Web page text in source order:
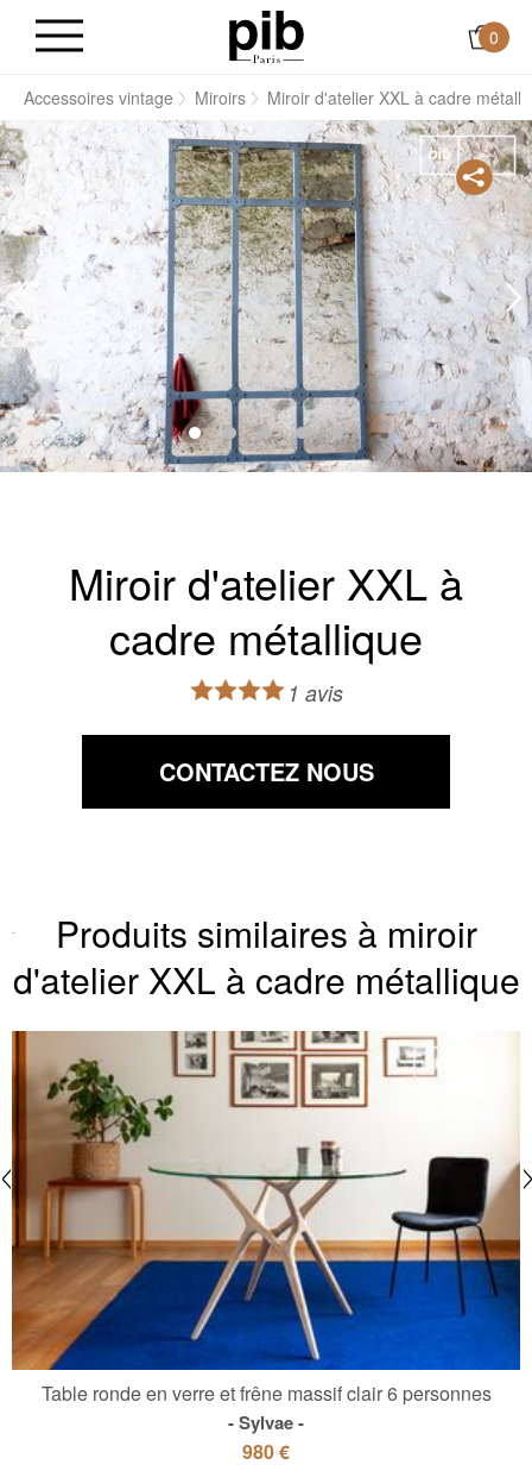
0
Accessoires vintage Miroirs Miroir d'atelier XXL à cadre
Miroir d'atelier XXL à
cadre métallique
1 avis
CONTACTEZ NOUS
Produits similaires à miroir
d'atelier XXL à cadre métallique
Table ronde en verre et frêne massif clair 6 personnes
Sylvae
980 €